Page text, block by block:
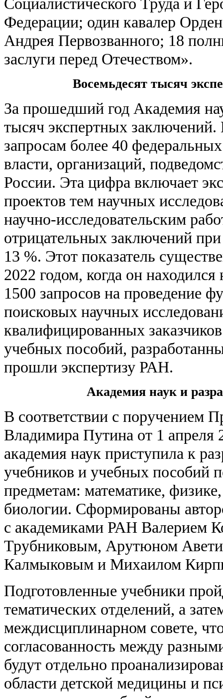
Федерации; один кавалер
Андрея Первозванного; 18
заслуги перед Отечеством».
Восемьдесят тысяч
За прошедший год Академия
тысяч экспертных
запросам более 40
власти, организаций,
России. Эта цифра включает
проектов тем научных
научно-исследовательским
отрицательных заключений
13 %. Этот показатель
2022 годом, когда он
1500 запросов на проведение
поисковых научных
квалифицированных
учебных пособий,
прошли экспертизу РАН.
Академия наук и
В соответствии с поручением
Владимира Путина от 1 апреля
академия наук приступила к
учебников и учебных пособий
предметам: математике,
биологии. Сформированы
с академиками РАН Валерием
Трубниковым, Арутюном
Калмыковым и Михаилом
Подготовленные учебники
тематических отделений, а
междисциплинарном совете,
согласованность между
будут отдельно
области детской медицины и